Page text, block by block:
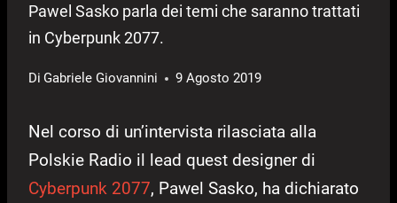
Pawel Sasko parla dei temi che saranno trattati
in Cyberpunk 2077.
Di Gabriele Giovannini 9 Agosto 2019
Nel corso di un’intervista rilasciata alla
Polskie Radio il lead quest designer di
Cyberpunk 2077, Pawel Sasko, ha dichiarato